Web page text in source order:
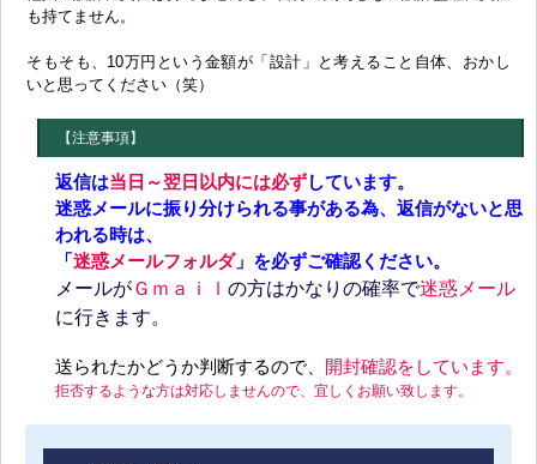
も持てません。
そもそも、10万円という金額が「設計」と考えること自体、おかし
いと思ってください（笑）
【注意事項】
返信は当日～翌日以内には必ずしています。
迷惑メールに振り分けられる事がある為、返信がないと思
われる時は、
「迷惑メールフォルダ」を必ずご確認ください。
メールがＧｍａｉｌ の方はかなりの確率で迷惑メール
に行きます。
送られたかどうか判断するので、 開封確認をしています。
拒否するような方は対応しませんので、宜しくお願い致します。